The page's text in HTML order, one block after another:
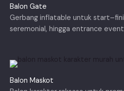
Balon Gate
Gerbang inflatable untuk
seremonial, hingga entrance event
Balon Maskot